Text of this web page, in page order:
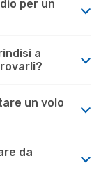
per un
a
un volo
da